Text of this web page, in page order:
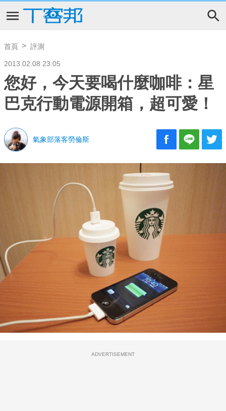
首頁 評測
2013.02.08 23:05
您好，今天要喝什麼咖啡：星
巴克行動電源開箱，超可愛！
氣象部落客勞倫斯
ADVERTISEMENT